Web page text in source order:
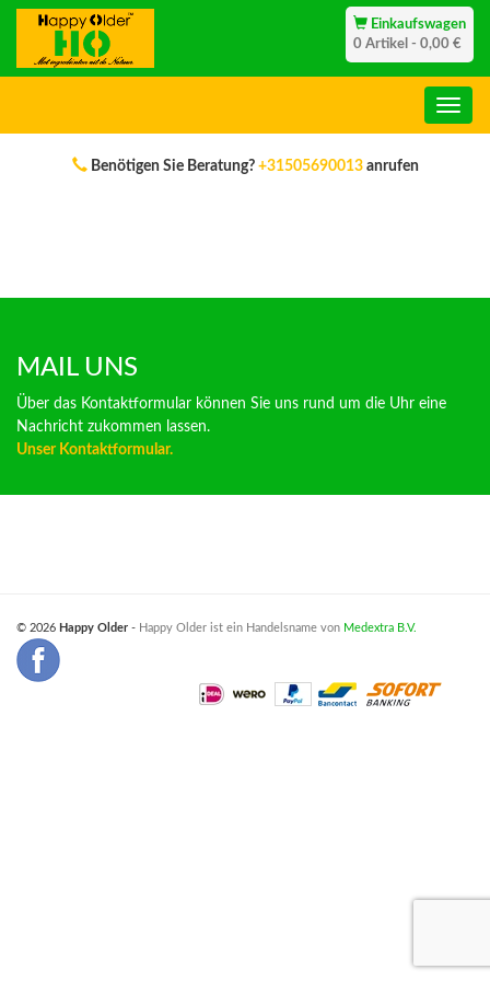
Einkaufswagen
0 Artikel - 0,00 €
Benötigen Sie Beratung? +31505690013anrufen
MAIL UNS
Über das Kontaktformular können Sie uns rund um die Uhr eine
Nachricht zukommen lassen.
Unser Kontaktformular.
© 2026 Happy Older - Happy Older ist ein Handelsname von Medextra B.V.